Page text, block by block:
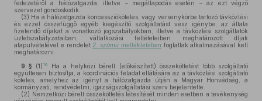
fedezetéről a hálózatgazda, illetve – megállapodás esetén – az ezt végző
szervezet gondoskodik.
(3) Ha a hálózatgazda koncesszióköteles, vagy versenykörbe tartozó távközlési
és ezzel összefüggő egyéb kiegészítő szolgáltatást vesz igénybe, az általa
fizetendő díjakat a vonatkozó jogszabályokban, illetve a távközlési szolgáltatók
üzletszabályzataiban, vállalkozási feltételeiben meghatározott díjak
alapulvételével e rendelet 2. számú mellékletében foglaltak alkalmazásával kell
meghatározni.
9. § (1) 16
Ha a helyközi bérelt (előkészített) összeköttetést több szolgáltató
együttesen biztosítja, a koordinációs feladat ellátására az a távközlési szolgáltató
köteles, amelyhez az igényt a hálózatgazda útján a Magyar Honvédség, a
kormányzati, rendvédelmi, igazságszolgáltatási szerv bejelentette.
(2) Nemzetközi bérelt összeköttetés létesítését minden esetben a tevékenység